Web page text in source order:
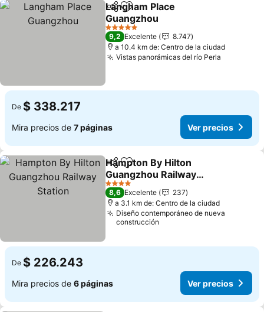
CompartirAgregar a favoritos
Langham Place
Guangzhou
Ver precios
5 Estrellas
9,2 Excelente
8.747
a 10.4 km de: Centro de la ciudad
Vistas panorámicas del río Perla
De $ 338.217
Mira precios de 7 páginas Ver precios
CompartirAgregar a favoritos
Hampton By Hilton
Guangzhou Railway
Station
Ver precios
4 Estrellas
8,6 Excelente
237
a 3.1 km de: Centro de la ciudad
Diseño contemporáneo de nueva
construcción
De $ 226.243
Mira precios de 6 páginas Ver precios